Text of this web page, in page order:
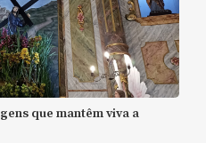
que mantêm viva a